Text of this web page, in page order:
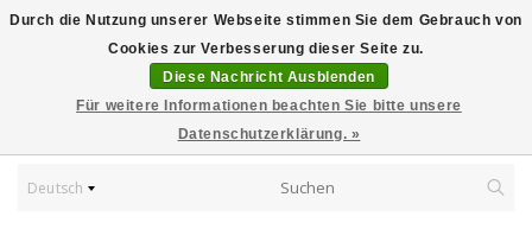
Deutsch
Durch die Nutzung unserer Webseite stimmen Sie dem Gebrauch von
Cookies zur Verbesserung dieser Seite zu.
Diese Nachricht Ausblenden
Für weitere Informationen beachten Sie bitte unsere
Datenschutzerklärung. »